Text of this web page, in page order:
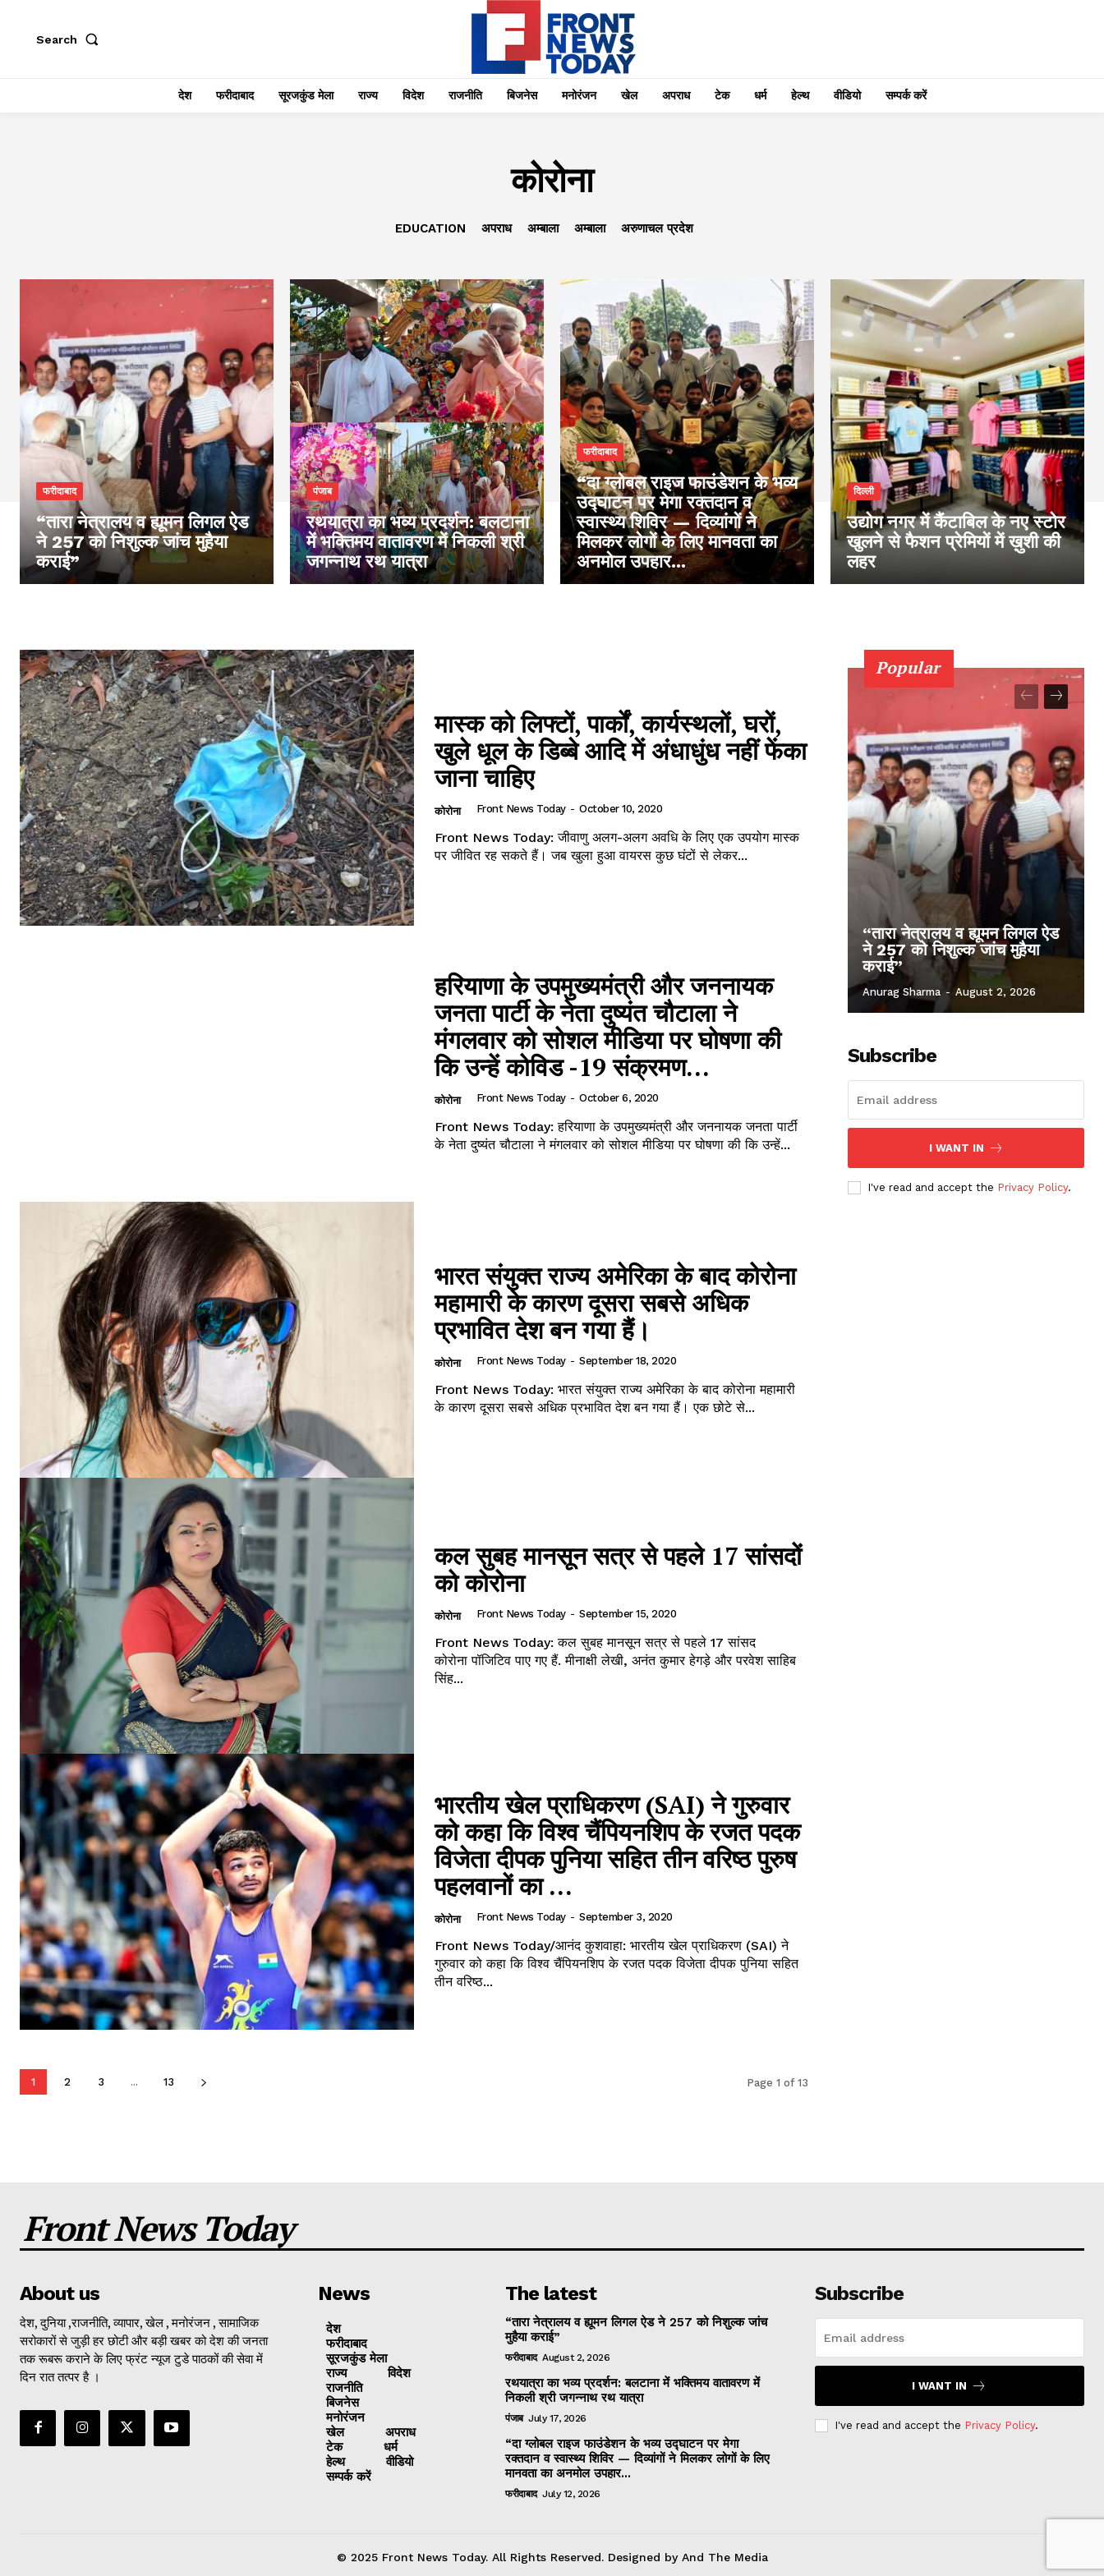
Search
देश फरीदाबाद सूरजकुंड मेला राज्‍य विदेश राजनीति बिजनेस मनोरंजन खेल अपराध टेक धर्म हेल्थ वीडियो सम्पर्क करें
कोरोना
EDUCATION अपराध अम्बाला अम्बाला अरुणाचल प्रदेश
फरीदाबाद
“तारा नेत्रालय व ह्यूमन लिगल ऐड
ने 257 को निशुल्क जांच मुहैया
कराई”
पंजाब
रथयात्रा का भव्य प्रदर्शन: बलटाना
में भक्तिमय वातावरण में निकली श्री
जगन्नाथ रथ यात्रा
फरीदाबाद
“दा ग्लोबल राइज फाउंडेशन के भव्य
उद्घाटन पर मेगा रक्तदान व
स्वास्थ्य शिविर — दिव्यांगों ने
मिलकर लोगों के लिए मानवता का
अनमोल उपहार...
दिल्ली
उद्योग नगर में कैंटाबिल के नए स्टोर
खुलने से फैशन प्रेमियों में ख़ुशी की
लहर
मास्क को लिफ्टों, पार्कों, कार्यस्थलों, घरों,
खुले धूल के डिब्बे आदि में अंधाधुंध नहीं फेंका
जाना चाहिए
कोरोना Front News Today - October 10, 2020
Front News Today: जीवाणु अलग-अलग अवधि के लिए एक उपयोग मास्क
पर जीवित रह सकते हैं। जब खुला हुआ वायरस कुछ घंटों से लेकर...
हरियाणा के उपमुख्यमंत्री और जननायक
जनता पार्टी के नेता दुष्यंत चौटाला ने
मंगलवार को सोशल मीडिया पर घोषणा की
कि उन्हें कोविड -19 संक्रमण...
कोरोना Front News Today - October 6, 2020
Front News Today: हरियाणा के उपमुख्यमंत्री और जननायक जनता पार्टी
के नेता दुष्यंत चौटाला ने मंगलवार को सोशल मीडिया पर घोषणा की कि उन्हें...
भारत संयुक्त राज्य अमेरिका के बाद कोरोना
महामारी के कारण दूसरा सबसे अधिक
प्रभावित देश बन गया हैं।
कोरोना Front News Today - September 18, 2020
Front News Today: भारत संयुक्त राज्य अमेरिका के बाद कोरोना महामारी
के कारण दूसरा सबसे अधिक प्रभावित देश बन गया हैं। एक छोटे से...
कल सुबह मानसून सत्र से पहले 17 सांसदों
को कोरोना
कोरोना Front News Today - September 15, 2020
Front News Today: कल सुबह मानसून सत्र से पहले 17 सांसद
कोरोना पॉजिटिव पाए गए हैं. मीनाक्षी लेखी, अनंत कुमार हेगड़े और परवेश साहिब
सिंह...
भारतीय खेल प्राधिकरण (SAI) ने गुरुवार
को कहा कि विश्व चैंपियनशिप के रजत पदक
विजेता दीपक पुनिया सहित तीन वरिष्ठ पुरुष
पहलवानों का ...
कोरोना Front News Today - September 3, 2020
Front News Today/आनंद कुशवाहा: भारतीय खेल प्राधिकरण (SAI) ने
गुरुवार को कहा कि विश्व चैंपियनशिप के रजत पदक विजेता दीपक पुनिया सहित
तीन वरिष्ठ...
1 2 3 ... 13 Page 1 of 13
Popular
“तारा नेत्रालय व ह्यूमन लिगल ऐड
ने 257 को निशुल्क जांच मुहैया
कराई”
Anurag Sharma - August 2, 2026
Subscribe
I WANT IN
I've read and accept the Privacy Policy.
Front News Today
About us
देश, दुनिया ,राजनीति, व्यापार, खेल , मनोरंजन , सामाजिक
सरोकारों से जुड़ी हर छोटी और बड़ी खबर को देश की जनता
तक रूबरू कराने के लिए फ्रंट न्यूज टुडे पाठकों की सेवा में
दिन रात तत्पर है ।
News
देश
फरीदाबाद
सूरजकुंड मेला
राज्‍य
विदेश
राजनीति
बिजनेस
मनोरंजन
खेल
अपराध
टेक
धर्म
हेल्थ
वीडियो
सम्पर्क करें
The latest
“तारा नेत्रालय व ह्यूमन लिगल ऐड ने 257 को निशुल्क जांच
मुहैया कराई”
फरीदाबाद August 2, 2026
रथयात्रा का भव्य प्रदर्शन: बलटाना में भक्तिमय वातावरण में
निकली श्री जगन्नाथ रथ यात्रा
पंजाब July 17, 2026
“दा ग्लोबल राइज फाउंडेशन के भव्य उद्घाटन पर मेगा
रक्तदान व स्वास्थ्य शिविर — दिव्यांगों ने मिलकर लोगों के लिए
मानवता का अनमोल उपहार...
फरीदाबाद July 12, 2026
Subscribe
I WANT IN
I've read and accept the Privacy Policy.
© 2025 Front News Today. All Rights Reserved. Designed by And The Media